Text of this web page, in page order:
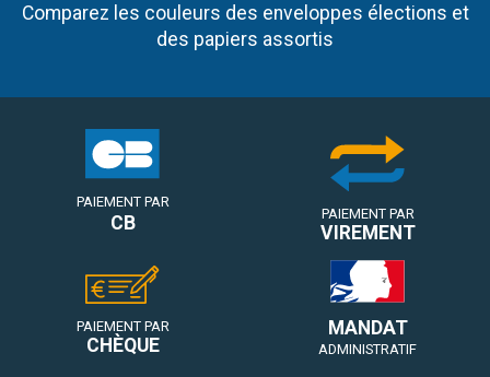
Comparez les couleurs des enveloppes élections et
des papiers assortis
PAIEMENT PAR
CB PAIEMENT PAR
VIREMENT
PAIEMENT PAR
CHÈQUE
MANDAT
ADMINISTRATIF